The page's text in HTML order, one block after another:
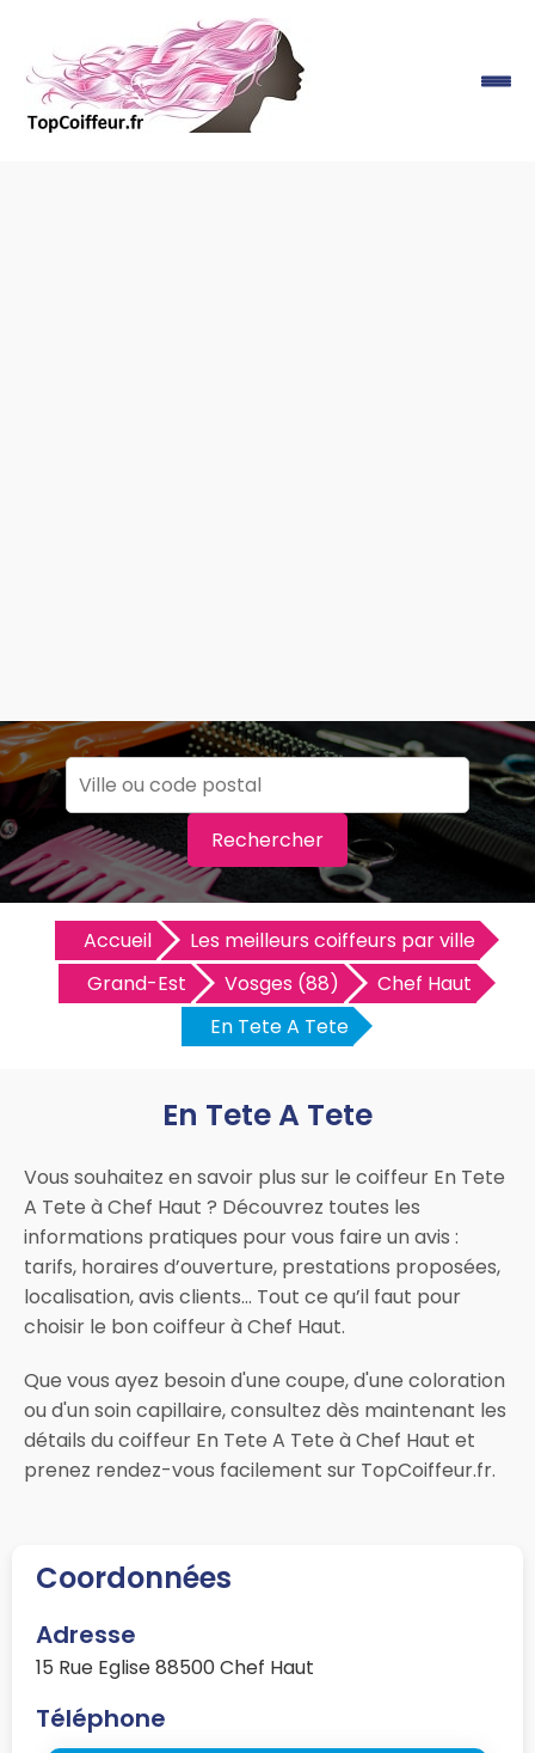
Rechercher
Accueil
Les meilleurs coiffeurs par ville
Grand-Est
Vosges (88)
Chef Haut
En Tete A Tete
En Tete A Tete
Vous souhaitez en savoir plus sur le coiffeur En Tete
A Tete à Chef Haut ? Découvrez toutes les
informations pratiques pour vous faire un avis :
tarifs, horaires d’ouverture, prestations proposées,
localisation, avis clients… Tout ce qu’il faut pour
choisir le bon coiffeur à Chef Haut.
Que vous ayez besoin d'une coupe, d'une coloration
ou d'un soin capillaire, consultez dès maintenant les
détails du coiffeur En Tete A Tete à Chef Haut et
prenez rendez-vous facilement sur TopCoiffeur.fr.
Coordonnées
Adresse
15 Rue Eglise 88500 Chef Haut
Téléphone